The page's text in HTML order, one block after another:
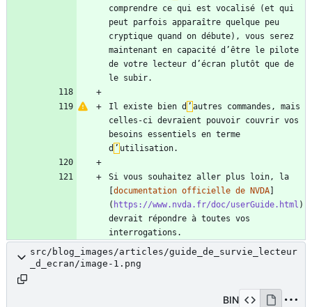
comprendre ce qui est vocalisé (et qui
peut parfois apparaître quelque peu
cryptique quand on débute), vous serez
maintenant en capacité d’être le pilote
de votre lecteur d’écran plutôt que de
Il existe bien d ’ autres commandes, mais
celles-ci devraient pouvoir couvrir vos
besoins essentiels en terme
d ’
Si vous souhaitez aller plus loin, la
documentation officielle de NVDA
( https://www.nvda.fr/doc/userGuide.html )
devrait répondre à toutes vos
src/blog_images/articles/guide_de_survie_lecteur
_d_ecran/image-1.png
BIN